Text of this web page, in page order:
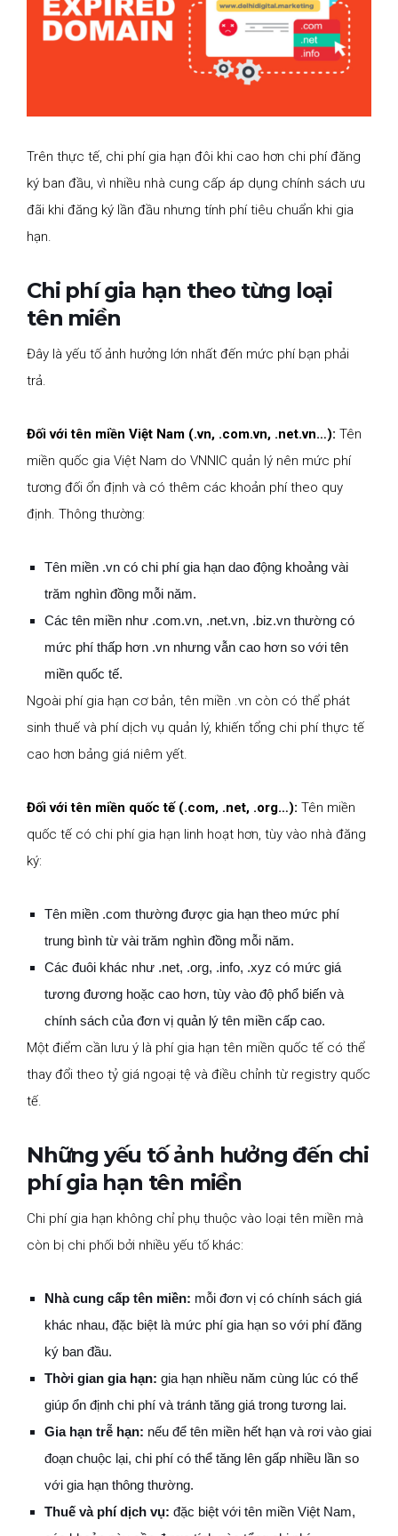
Trên thực tế, chi phí gia hạn đôi khi cao hơn chi phí đăng
ký ban đầu, vì nhiều nhà cung cấp áp dụng chính sách ưu
đãi khi đăng ký lần đầu nhưng tính phí tiêu chuẩn khi gia
hạn.
Chi phí gia hạn theo từng loại
tên miền
Đây là yếu tố ảnh hưởng lớn nhất đến mức phí bạn phải
trả.
Đối với tên miền Việt Nam (.vn, .com.vn, .net.vn…): Tên
miền quốc gia Việt Nam do VNNIC quản lý nên mức phí
tương đối ổn định và có thêm các khoản phí theo quy
định. Thông thường:
Tên miền .vn có chi phí gia hạn dao động khoảng vài
trăm nghìn đồng mỗi năm.
Các tên miền như .com.vn, .net.vn, .biz.vn thường có
mức phí thấp hơn .vn nhưng vẫn cao hơn so với tên
miền quốc tế.
Ngoài phí gia hạn cơ bản, tên miền .vn còn có thể phát
sinh thuế và phí dịch vụ quản lý, khiến tổng chi phí thực tế
cao hơn bảng giá niêm yết.
Đối với tên miền quốc tế (.com, .net, .org…): Tên miền
quốc tế có chi phí gia hạn linh hoạt hơn, tùy vào nhà đăng
ký:
Tên miền .com thường được gia hạn theo mức phí
trung bình từ vài trăm nghìn đồng mỗi năm.
Các đuôi khác như .net, .org, .info, .xyz có mức giá
tương đương hoặc cao hơn, tùy vào độ phổ biến và
chính sách của đơn vị quản lý tên miền cấp cao.
Một điểm cần lưu ý là phí gia hạn tên miền quốc tế có thể
thay đổi theo tỷ giá ngoại tệ và điều chỉnh từ registry quốc
tế.
Những yếu tố ảnh hưởng đến chi
phí gia hạn tên miền
Chi phí gia hạn không chỉ phụ thuộc vào loại tên miền mà
còn bị chi phối bởi nhiều yếu tố khác:
Nhà cung cấp tên miền: mỗi đơn vị có chính sách giá
khác nhau, đặc biệt là mức phí gia hạn so với phí đăng
ký ban đầu.
Thời gian gia hạn: gia hạn nhiều năm cùng lúc có thể
giúp ổn định chi phí và tránh tăng giá trong tương lai.
Gia hạn trễ hạn: nếu để tên miền hết hạn và rơi vào giai
đoạn chuộc lại, chi phí có thể tăng lên gấp nhiều lần so
với gia hạn thông thường.
Thuế và phí dịch vụ: đặc biệt với tên miền Việt Nam,